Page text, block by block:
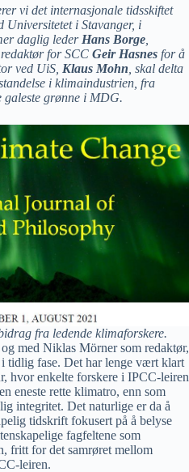
vi det internasjonale tidsskiftet
Universitetet i Stavanger, i
daglig leder Hans Borge
for SCC Geir Hasnes for å
ved UiS, Klaus Mohn , skal delta
i klimaindustrien, fra
galeste grønne i MDG.
fra ledende klimaforskere.
med Niklas Mörner som redaktør,
tidlig fase. Det har lenge vært klart
hvor enkelte forskere i IPCC-leiren
eneste rette klimatro, enn som
integritet. Det naturlige er da å
tidskrift fokusert på å belyse
fagfeltene som
fritt for det samrøret mellom
leiren.